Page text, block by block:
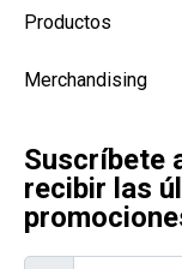
Productos
Merchandising
Suscríbete
recibir las